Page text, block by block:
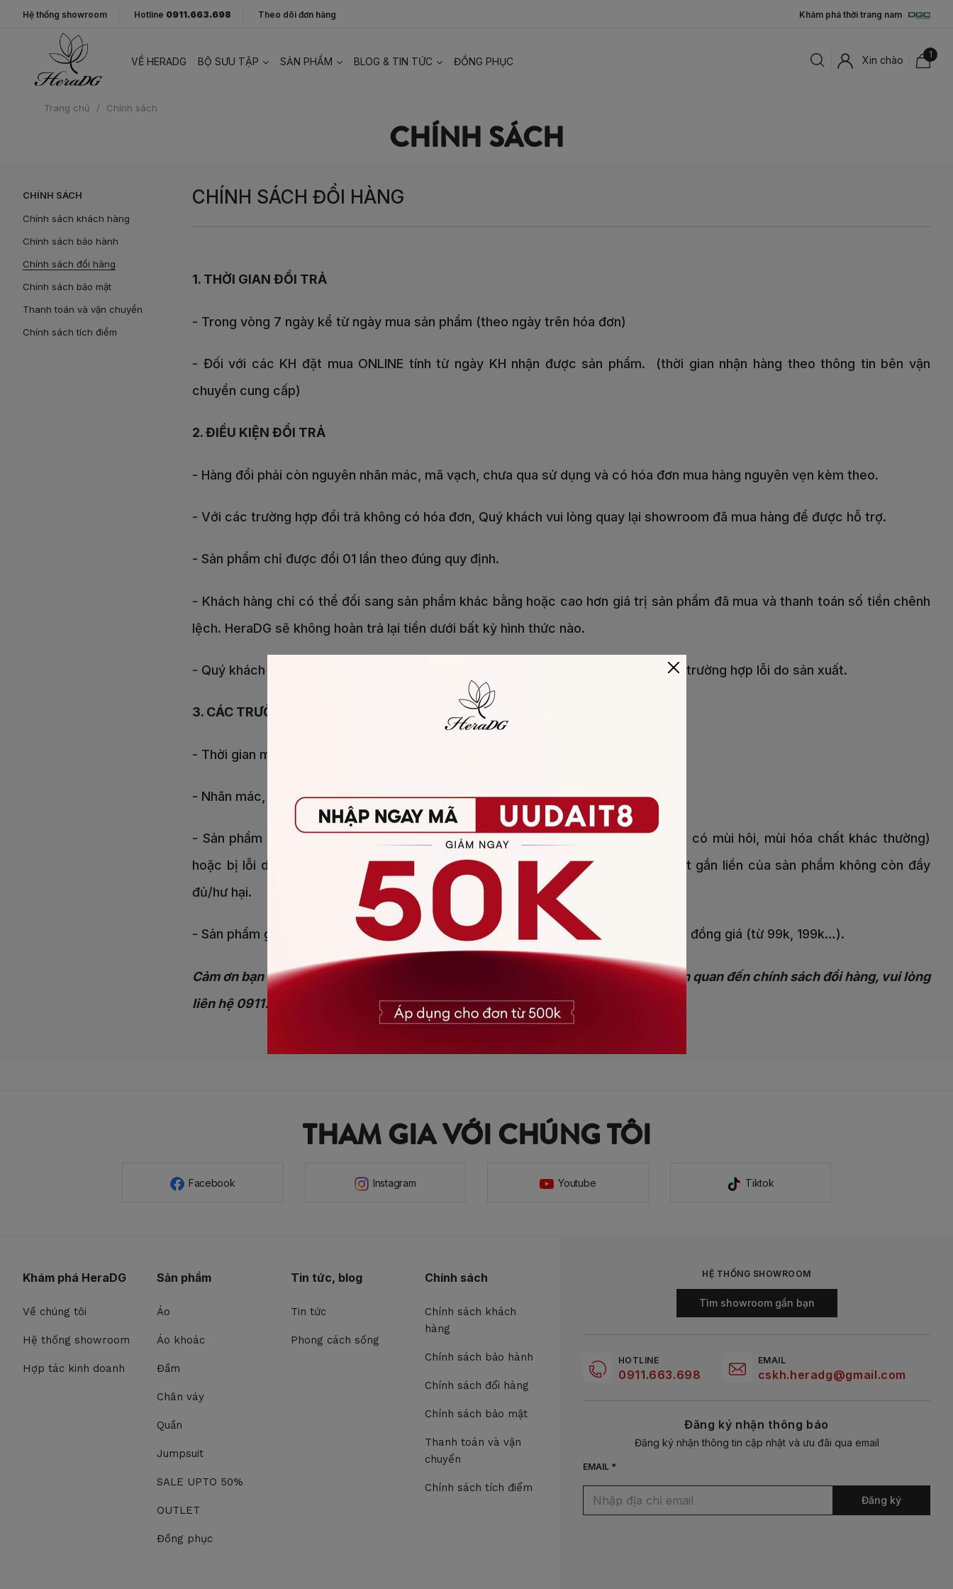
Hệ thống showroom Hotline 0911.663.698 Theo dõi đơn hàng Khám phá thời trang nam
VỀ HERADG BỘ SƯU TẬP SẢN PHẨM BLOG & TIN TỨC ĐỒNG PHỤC Xin chào 1
Trang chủ / Chính sách
CHÍNH SÁCH
CHÍNH SÁCH
Chính sách khách hàng
Chính sách bảo hành
Chính sách đổi hàng
Chính sách bảo mật
Thanh toán và vận chuyển
Chính sách tích điểm
CHÍNH SÁCH ĐỔI HÀNG
1. THỜI GIAN ĐỔI TRẢ
- Trong vòng 7 ngày kể từ ngày mua sản phẩm (theo ngày trên hóa đơn)
- Đối với các KH đặt mua ONLINE tính từ ngày KH nhận được sản phẩm. (thời gian nhận hàng theo thông tin bên vận
chuyển cung cấp)
2. ĐIỀU KIỆN ĐỔI TRẢ
- Hàng đổi phải còn nguyên nhãn mác, mã vạch, chưa qua sử dụng và có hóa đơn mua hàng nguyên vẹn kèm theo.
- Với các trường hợp đổi trả không có hóa đơn, Quý khách vui lòng quay lại showroom đã mua hàng để được hỗ trợ.
- Sản phẩm chỉ được đổi 01 lần theo đúng quy định.
- Khách hàng chỉ có thể đổi sang sản phẩm khác bằng hoặc cao hơn giá trị sản phẩm đã mua và thanh toán số tiền chênh
lệch. HeraDG sẽ không hoàn trả lại tiền dưới bất kỳ hình thức nào.
- Quý khách sẽ chịu toàn bộ chi phí vận chuyển cho việc đổi hàng mua online. Trừ trường hợp lỗi do sản xuất.
3. CÁC TRƯỜNG HỢP TỪ CHỐI ĐỔI TRẢ
- Thời gian mua hàng quá 7 ngày.
- Nhãn mác, mã vạch không còn nguyên vẹn.
- Sản phẩm đã chỉnh sửa, đã qua sử dụng (bị bẩn, rách, hỏng, rút sợi, phai màu, có mùi hôi, mùi hóa chất khác thường)
hoặc bị lỗi do những tác động bên ngoài sau khi mua, hoặc các phụ kiện/chi tiết gắn liền của sản phẩm không còn đầy
đủ/hư hại.
- Sản phẩm giảm giá trong các CTKM trên 50%, các sản phẩm thuộc chương trình đồng giá (từ 99k, 199k…).
Cảm ơn bạn đã yêu thích sản phẩm và đồng hành cùng HeraDG! Mọi thắc mắc liên quan đến chính sách đổi hàng, vui lòng
liên hệ 0911.663.698
THAM GIA VỚI CHÚNG TÔI
Facebook Instagram Youtube Tiktok
Khám phá HeraDG
Về chúng tôi
Hệ thống showroom
Hợp tác kinh doanh
Sản phẩm
Áo
Áo khoác
Đầm
Chân váy
Quần
Jumpsuit
SALE UPTO 50%
OUTLET
Đồng phục
Tin tức, blog
Tin tức
Phong cách sống
Chính sách
Chính sách khách
hàng
Chính sách bảo hành
Chính sách đổi hàng
Chính sách bảo mật
Thanh toán và vận
chuyển
Chính sách tích điểm
HỆ THỐNG SHOWROOM
Tìm showroom gần bạn
HOTLINE
0911.663.698
EMAIL
cskh.heradg@gmail.com
Đăng ký nhận thông báo
Đăng ký nhận thông tin cập nhật và ưu đãi qua email
EMAIL *
Đăng ký